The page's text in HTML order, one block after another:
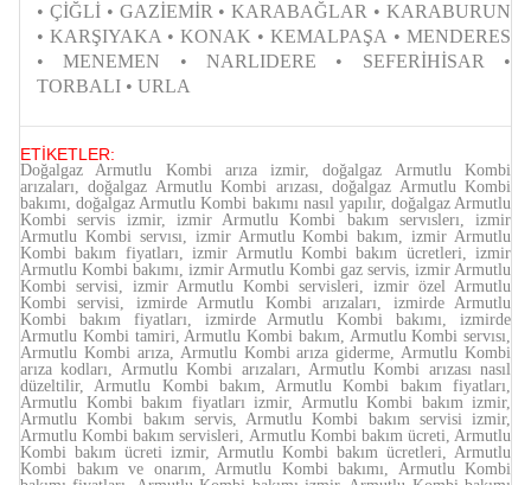
• ÇİĞLİ • GAZİEMİR • KARABAĞLAR • KARABURUN
• KARŞIYAKA • KONAK • KEMALPAŞA • MENDERES
• MENEMEN • NARLIDERE • SEFERİHİSAR •
TORBALI • URLA
ETİKETLER:
Doğalgaz Armutlu Kombi arıza izmir, doğalgaz Armutlu Kombi
arızaları, doğalgaz Armutlu Kombi arızası, doğalgaz Armutlu Kombi
bakımı, doğalgaz Armutlu Kombi bakımı nasıl yapılır, doğalgaz Armutlu
Kombi servis izmir, izmir Armutlu Kombi bakım servıslerı, izmir
Armutlu Kombi servısı, izmir Armutlu Kombi bakım, izmir Armutlu
Kombi bakım fiyatları, izmir Armutlu Kombi bakım ücretleri, izmir
Armutlu Kombi bakımı, izmir Armutlu Kombi gaz servis, izmir Armutlu
Kombi servisi, izmir Armutlu Kombi servisleri, izmir özel Armutlu
Kombi servisi, izmirde Armutlu Kombi arızaları, izmirde Armutlu
Kombi bakım fiyatları, izmirde Armutlu Kombi bakımı, izmirde
Armutlu Kombi tamiri, Armutlu Kombi bakım, Armutlu Kombi servısı,
Armutlu Kombi arıza, Armutlu Kombi arıza giderme, Armutlu Kombi
arıza kodları, Armutlu Kombi arızaları, Armutlu Kombi arızası nasıl
düzeltilir, Armutlu Kombi bakım, Armutlu Kombi bakım fiyatları,
Armutlu Kombi bakım fiyatları izmir, Armutlu Kombi bakım izmir,
Armutlu Kombi bakım servis, Armutlu Kombi bakım servisi izmir,
Armutlu Kombi bakım servisleri, Armutlu Kombi bakım ücreti, Armutlu
Kombi bakım ücreti izmir, Armutlu Kombi bakım ücretleri, Armutlu
Kombi bakım ve onarım, Armutlu Kombi bakımı, Armutlu Kombi